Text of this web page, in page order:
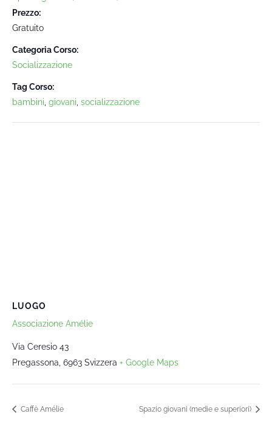
Prezzo:
Gratuito
Categoria Corso:
Socializzazione
Tag Corso:
bambini, giovani, socializzazione
LUOGO
Associazione Amélie
Via Ceresio 43
Pregassona 6963 Svizzera + Google Maps
Caffè Amélie Spazio giovani (medie e superiori)